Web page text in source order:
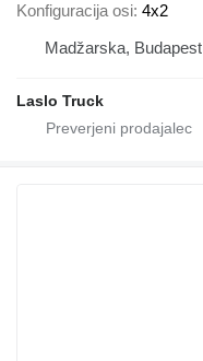
Konfiguracija osi 4x2
Madžarska, Budapest
Laslo Truck